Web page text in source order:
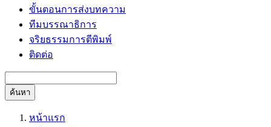
ขั้นตอนการส่งบทความ
ทีมบรรณาธิการ
จริยธรรมการตีพิมพ์
ติดต่อ
ค้นหา
หน้าแรก